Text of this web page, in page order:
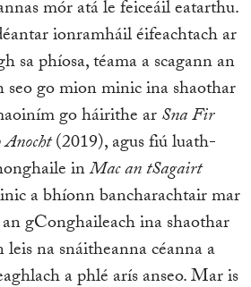
mór atá le feiceáil eatarthu.
ionramháil éifeachtach ar
sa phíosa, téama a scagann an
seo go mion minic ina shaothar
go háirithe arSna Fir
Anocht(2019), agus fiú luath-
inMac an tSagairt
a bhíonn bancharachtair mar
gConghaileach ina shaothar
na snáitheanna céanna a
a phlé arís anseo. Mar is